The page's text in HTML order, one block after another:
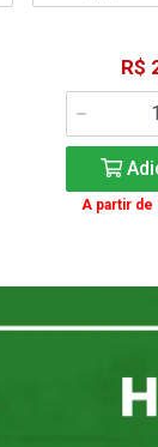
R$
A partir de